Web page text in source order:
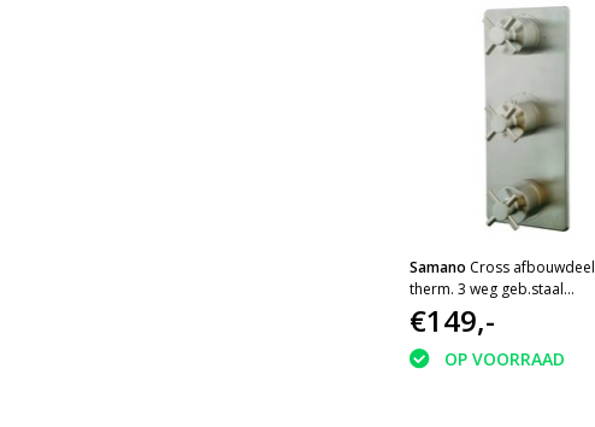
Samano Cross afbouwdeel
therm. 3 weg geb.staal
Wiesbaden
€149,-
OP VOORRAAD